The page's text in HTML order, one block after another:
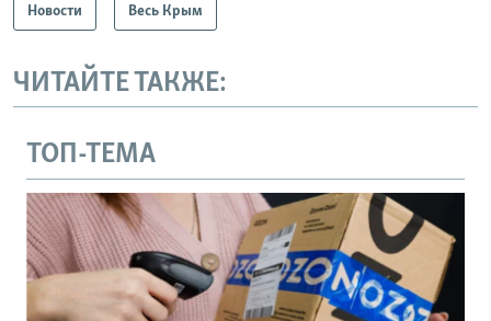
Новости Весь Крым
ЧИТАЙТЕ ТАКЖЕ:
ТОП-ТЕМА